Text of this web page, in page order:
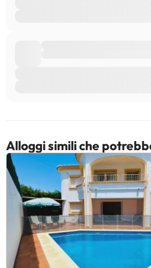
Alloggi simili che